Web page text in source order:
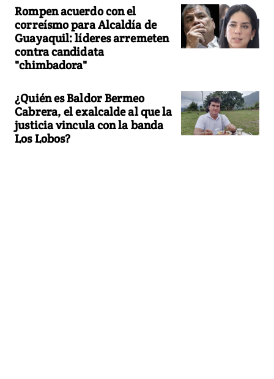
Rompen acuerdo con el
correísmo para Alcaldía de
Guayaquil: líderes arremeten
contra candidata
"chimbadora"
¿Quién es Baldor Bermeo
Cabrera, el exalcalde al que la
justicia vincula con la banda
Los Lobos?